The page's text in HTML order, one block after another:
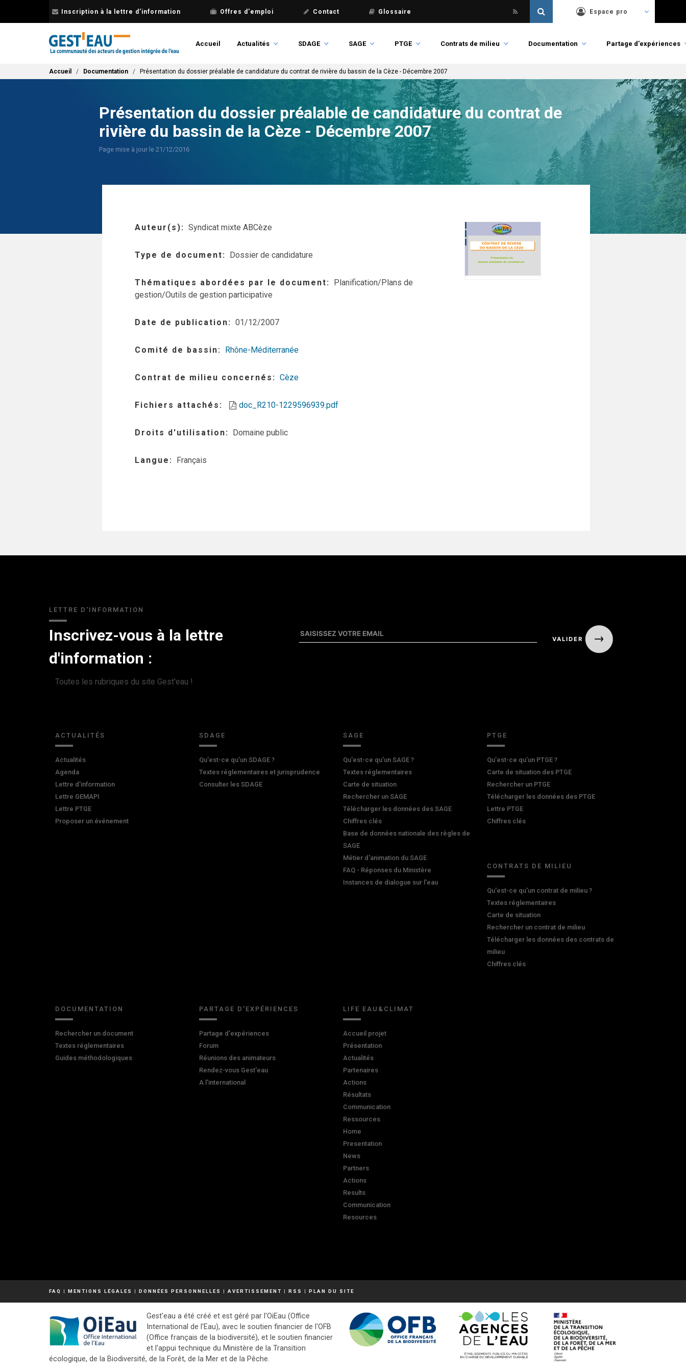
Inscription à la lettre d'information Offres d'emploi Contact Glossaire Espace pro
Accueil Actualités SDAGE SAGE PTGE Contrats de milieu Documentation Partage d'expériences
Fil d'Ariane
Accueil Documentation Présentation du dossier préalable de candidature du contrat de rivière du bassin de la Cèze - Décembre 2007
Présentation du dossier préalable de candidature du contrat de
rivière du bassin de la Cèze - Décembre 2007
Page mise à jour le 21/12/2016
Auteur(s) Syndicat mixte ABCèze
Type de document Dossier de candidature
Thématiques abordées par le document
Planification/Plans de
gestion/Outils de gestion participative
Date de publication 01/12/2007
Comité de bassin Rhône-Méditerranée
Contrat de milieu concernés Cèze
Fichiers attachés doc_R210-1229596939.pdf
Droits d'utilisation Domaine public
Langue Français
LETTRE D'INFORMATION
Inscrivez-vous à la lettre
d'information :
Toutes les rubriques du site Gest'eau !
ACTUALITÉS
Actualités
Agenda
Lettre d'information
Lettre GEMAPI
Lettre PTGE
Proposer un événement
SDAGE
Qu'est-ce qu'un SDAGE ?
Textes réglementaires et jurisprudence
Consulter les SDAGE
SAGE
Qu'est-ce qu'un SAGE ?
Textes réglementaires
Carte de situation
Rechercher un SAGE
Télécharger les données des SAGE
Chiffres clés
Base de données nationale des règles de
SAGE
Métier d'animation du SAGE
FAQ - Réponses du Ministère
Instances de dialogue sur l'eau
PTGE
Qu’est-ce qu’un PTGE ?
Carte de situation des PTGE
Rechercher un PTGE
Télécharger les données des PTGE
Lettre PTGE
Chiffres clés
CONTRATS DE MILIEU
Qu'est-ce qu'un contrat de milieu ?
Textes réglementaires
Carte de situation
Rechercher un contrat de milieu
Télécharger les données des contrats de
milieu
Chiffres clés
DOCUMENTATION
Rechercher un document
Textes réglementaires
Guides méthodologiques
PARTAGE D'EXPÉRIENCES
Partage d'expériences
Forum
Réunions des animateurs
Rendez-vous Gest'eau
A l'international
LIFE EAU&CLIMAT
Accueil projet
Présentation
Actualités
Partenaires
Actions
Résultats
Communication
Ressources
Home
Presentation
News
Partners
Actions
Results
Communication
Resources
FAQ | MENTIONS LÉGALES | DONNÉES PERSONNELLES | AVERTISSEMENT | RSS | PLAN DU SITE
Gest'eau a été créé et est géré par l'OiEau (Office
International de l'Eau), avec le soutien financier de l'OFB
(Office français de la biodiversité), et le soutien financier
et l'appui technique du Ministère de la Transition
écologique, de la Biodiversité, de la Forêt, de la Mer et de la Pêche.